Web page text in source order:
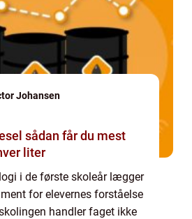
Johansen
mest
liter
i de første skoleår lægger
for elevernes forståelse
handler faget ikke